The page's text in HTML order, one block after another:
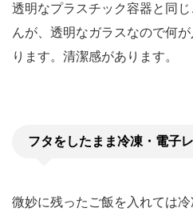
透明なプラスチック容器と同
んが、透明なガラスなので何
ります。清潔感があります。
フタをしたまま冷凍・電子
微妙に残ったご飯を入れては冷